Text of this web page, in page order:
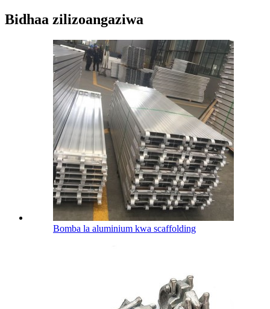
Bidhaa zilizoangaziwa
Bomba la aluminium kwa scaffolding